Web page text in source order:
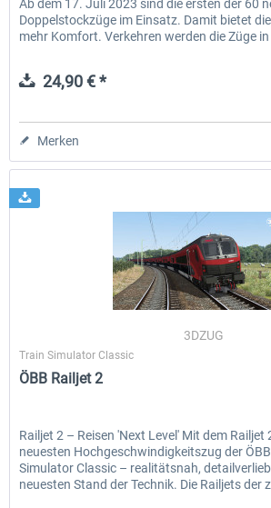
Ab dem 17. Juli 2023 sind die ersten der 60
Doppelstockzüge im Einsatz. Damit bietet
mehr Komfort. Verkehren werden die Züge in
24,90 € *
Merken
3DZUG
Train Simulator Classic
ÖBB Railjet 2
Railjet 2 – Reisen 'Next Level' Mit dem Railjet
neuesten Hochgeschwindigkeitszug der
Simulator Classic – realitätsnah,
neuesten Stand der Technik. Die Railjets der